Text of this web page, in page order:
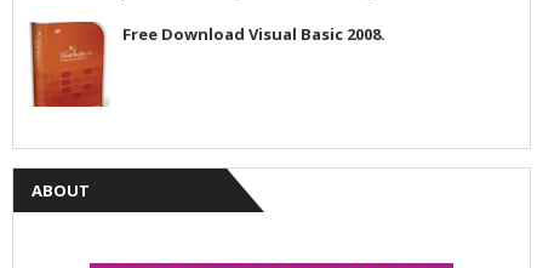
Free Download Visual Basic 2008.
ABOUT